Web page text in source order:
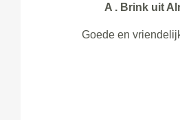
A . Brink uit
Goede en